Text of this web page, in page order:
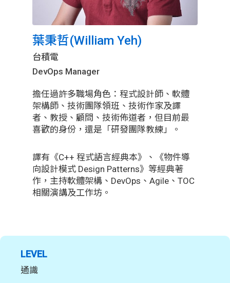
葉秉哲(William Yeh)
台積電
DevOps Manager
擔任過許多職場角色：程式設計師、軟體
架構師、技術團隊領班、技術作家及譯
者、教授、顧問、技術佈道者，但目前最
喜歡的身份，還是「研發團隊教練」。
譯有《C++ 程式語言經典本》、《物件導
向設計模式 Design Patterns》等經典著
作，主持軟體架構、DevOps、Agile、TOC
相關演講及工作坊。
LEVEL
通識